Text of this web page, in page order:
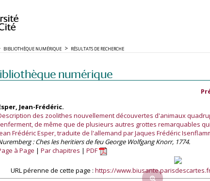
BIBLIOTHÈQUE NUMÉRIQUE RÉSULTATS DE RECHERCHE
numérique
Jean-Frédéric.
des zoolithes nouvellement découvertes d'animaux
de même que de plusieurs autres grottes remarquables
Frédéric Esper, traduite de l'allemand par Jaques Frédéric
: Ches les heritiers de feu George Wolfgang Knorr, 1774.
à Page
Par chapitres PDF
URL pérenne de cette page : https://